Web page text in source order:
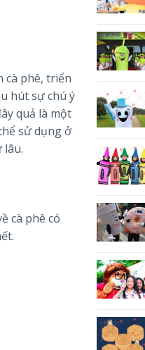
cà phê, triển
hút sự chú ý
quả là một
sử dụng ở
lâu.
cà phê có